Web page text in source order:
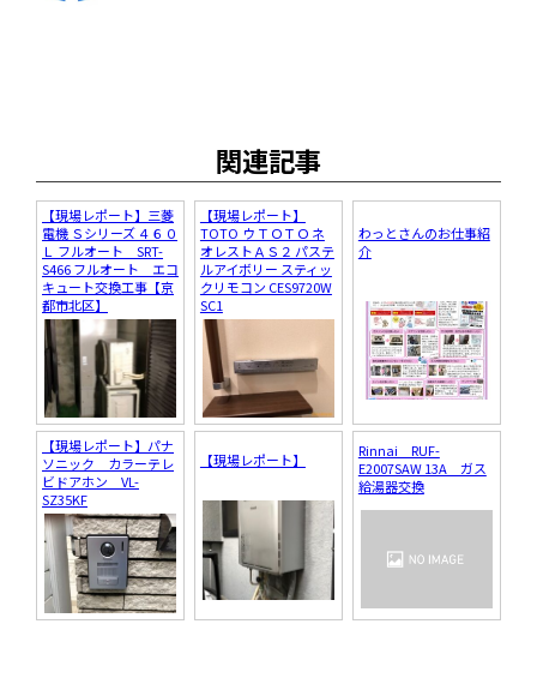
関連記事
【現場レポート】三菱
電機 Ｓシリーズ ４６０
Ｌ フルオート SRT-
S466 フルオート エコ
キュート交換工事【京
都市北区】
【現場レポート】
TOTO ウＴＯＴＯ ネ
オレストＡＳ２ パステ
ルアイボリー スティッ
クリモコン CES9720W
SC1
わっとさんのお仕事紹
介
【現場レポート】パナ
ソニック カラーテレ
ビドアホン VL-
SZ35KF
【現場レポート】
Rinnai RUF-
E2007SAW 13A ガス
給湯器交換